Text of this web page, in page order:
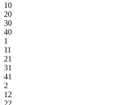
10
20
30
40
1
11
21
31
41
2
12
22